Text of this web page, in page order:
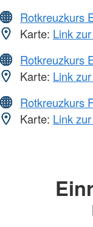
Rotkreuzkurs
Karte: Link
Rotkreuzkurs
Karte: Link
Rotkreuzkurs
Karte: Link